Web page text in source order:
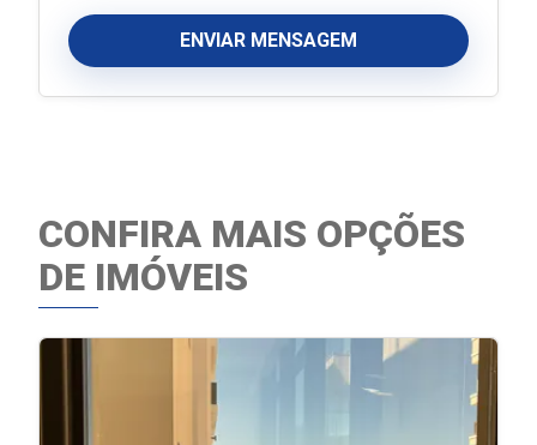
ENVIAR MENSAGEM
CONFIRA MAIS OPÇÕES
DE IMÓVEIS